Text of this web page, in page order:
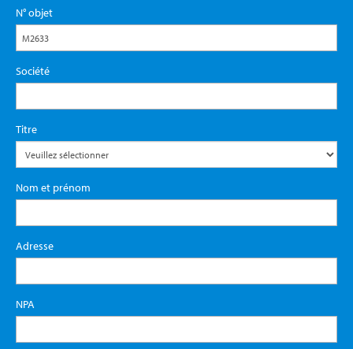
N° objet
Société
Titre
Nom et prénom
Adresse
NPA